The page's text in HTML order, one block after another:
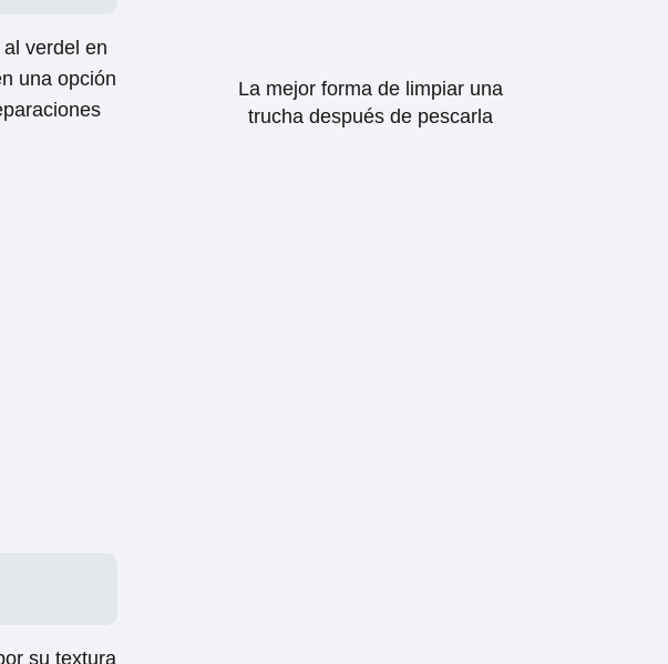
verdel en
una opción
su textura
La mejor forma de limpiar una
trucha después de pescarla